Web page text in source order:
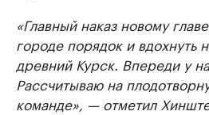
«Главный наказ новому
городе порядок и вдохнуть
древний Курск. Впереди у
Рассчитываю на
команде», — отметил